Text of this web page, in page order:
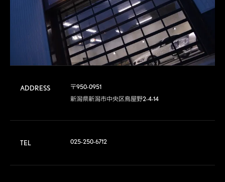
ADDRESS
〒950-0951
新潟県新潟市中央区鳥屋野2-4-14
TEL 025-250-6712